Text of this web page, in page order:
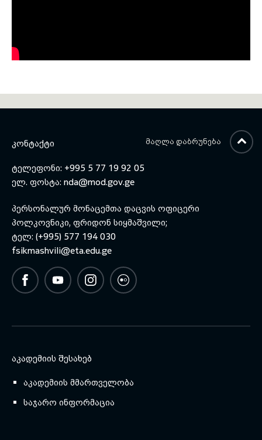
ᲙᲝᲜᲢᲐᲥᲢᲘ
ტელეფონი: +995 5 77 19 92 05
ელ. ფოსტა: nda@mod.gov.ge
პერსონალურ მონაცემთა დაცვის ოფიცერი
პოლკოვნიკი, ფრიდონ სიყმაშვილი;
ტელ: (+995) 577 194 030
fsikmashvili@eta.edu.ge
ᲐᲙᲐᲓᲔᲛᲘᲘᲡ ᲨᲔᲡᲐᲮᲔᲑ
აკადემიის მმართველობა
საჯარო ინფორმაცია
ᲛᲐᲦᲚᲐ ᲓᲐᲑᲠᲣᲜᲔᲑᲐ